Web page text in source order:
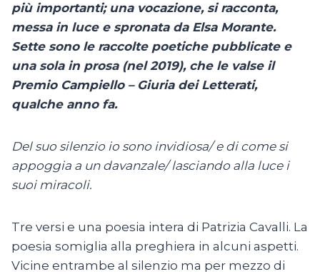
più importanti; una vocazione, si racconta,
messa in luce e spronata da Elsa Morante.
Sette sono le raccolte poetiche pubblicate e
una sola in prosa (nel 2019), che le valse il
Premio Campiello – Giuria dei Letterati,
qualche anno fa.
Del suo silenzio io sono invidiosa/ e di come si
appoggia a un davanzale/ lasciando alla luce i
suoi miracoli.
Tre versi e una poesia intera di Patrizia Cavalli. La
poesia somiglia alla preghiera in alcuni aspetti.
Vicine entrambe al silenzio ma per mezzo di